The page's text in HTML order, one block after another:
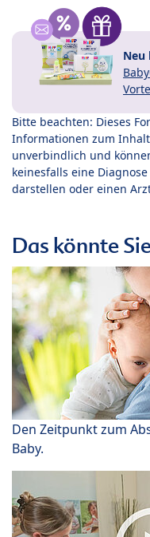
Neu
Bitte beachten: Dieses
Informationen zum
unverbindlich und
keinesfalls eine
darstellen oder einen
Das könnte
Den Zeitpunkt zum
Baby.